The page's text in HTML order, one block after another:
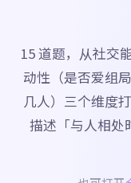
15 道题，从社交
动性（是否爱组
几人）三个维度
描述「与人相处